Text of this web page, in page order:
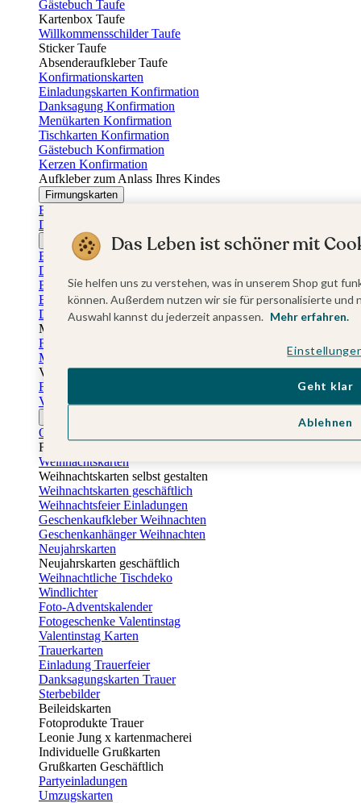
Gästebuch Taufe
Kartenbox Taufe
Willkommensschilder Taufe
Sticker Taufe
Absenderaufkleber Taufe
Konfirmationskarten
Einladungskarten Konfirmation
Danksagung Konfirmation
Menükarten Konfirmation
Tischkarten Konfirmation
Gästebuch Konfirmation
Kerzen Konfirmation
Aufkleber zum Anlass Ihres Kindes
Firmungskarten
Einladungskarten Firmung
Dankeskarten Firmung
Jugendweihekarten
Einladungskarten Jugendweihe
Dankeskarten Jugendweihe
Einschulungskarten
Einladungskarten Einschulung
Danksagung Einschulung
Muttertag
Fotogeschenke Muttertag
Muttertagskarten
Vatertag
Fotogeschenke Vatertag
Vatertagskarten
Osterkarten
Fotogeschenke zu Ostern
Weihnachtskarten
Weihnachtskarten selbst gestalten
Weihnachtskarten geschäftlich
Weihnachtsfeier Einladungen
Geschenkaufkleber Weihnachten
Geschenkanhänger Weihnachten
Neujahrskarten
Neujahrskarten geschäftlich
Weihnachtliche Tischdeko
Windlichter
Foto-Adventskalender
Fotogeschenke Valentinstag
Valentinstag Karten
Trauerkarten
Einladung Trauerfeier
Danksagungskarten Trauer
Sterbebilder
Beileidskarten
Fotoprodukte Trauer
Leonie Jung x kartenmacherei
Individuelle Grußkarten
Grußkarten Geschäftlich
Partyeinladungen
Umzugskarten
Das Leben ist schöner mit
Sie helfen uns zu verstehen, was in unserem Shop gut
können. Außerdem nutzen wir sie für personalisierte
Auswahl kannst du jederzeit anpassen. Mehr erfahren.
Ablehnen
Geht klar